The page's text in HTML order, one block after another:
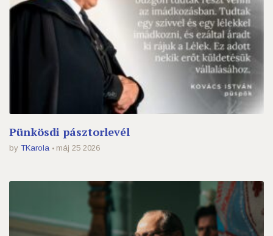
Pünkösdi pásztorlevél
by TKarola máj 25 2026